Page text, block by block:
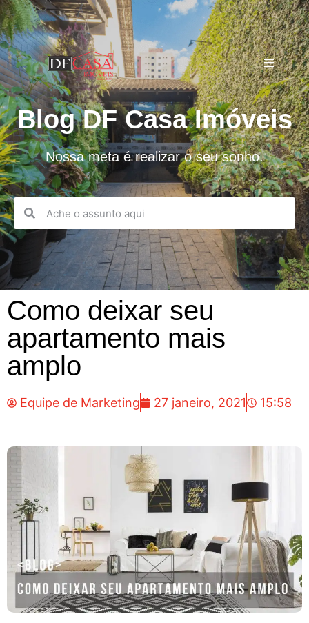
Blog DF Casa Imóveis
Nossa meta é realizar o seu sonho.
Como deixar seu
apartamento mais
amplo
Equipe de Marketing 27 janeiro, 2021 15:58